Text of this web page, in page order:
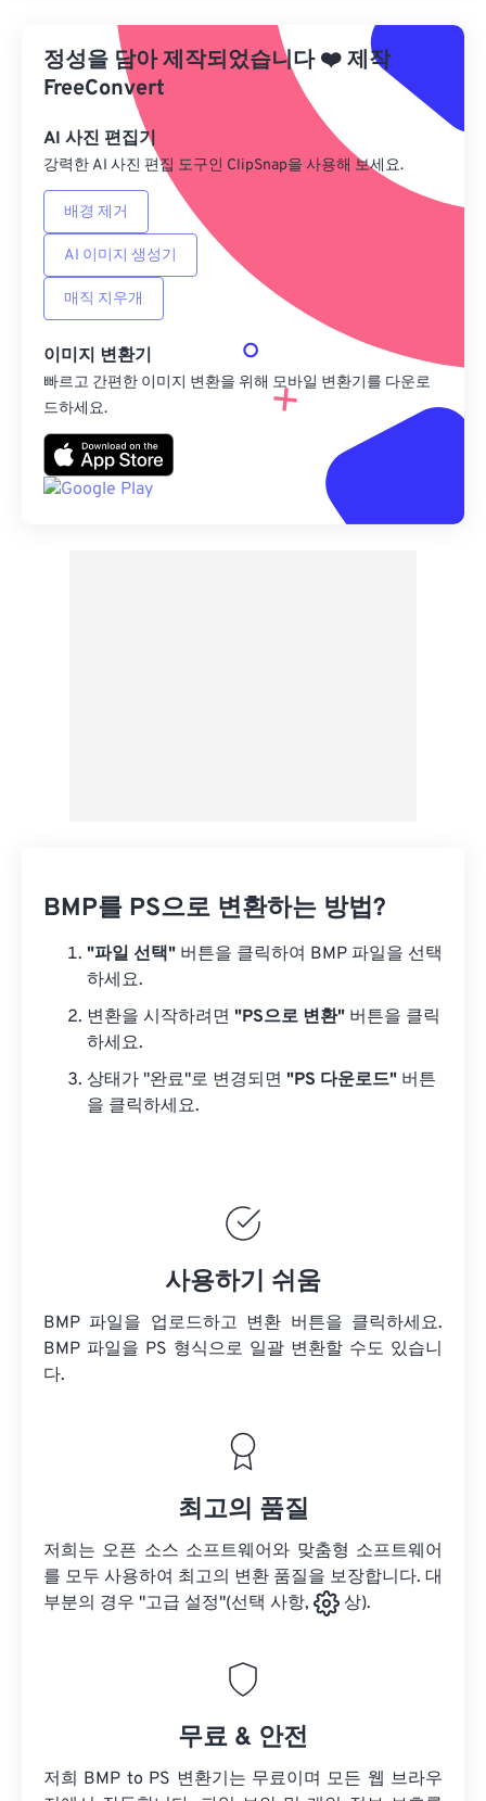
사전 설정에서 적용
사전 설정으로 저장
정성을 담아 제작되었습니다❤️제작
FreeConvert
AI 사진 편집기
강력한 AI 사진 편집 도구인 ClipSnap을 사용해 보세요.
배경 제거
AI 이미지 생성기
매직 지우개
이미지 변환기
빠르고 간편한 이미지 변환을 위해 모바일 변환기를 다운로
드하세요.
BMP를 PS으로 변환하는 방법?
"파일 선택" 버튼을 클릭하여 BMP 파일을 선택
하세요.
변환을 시작하려면 "PS으로 변환" 버튼을 클릭
하세요.
상태가 "완료"로 변경되면 "PS 다운로드" 버튼
을 클릭하세요.
사용하기 쉬움
BMP 파일을 업로드하고 변환 버튼을 클릭하세요.
BMP 파일을 PS 형식으로 일괄 변환할 수도 있습니
다.
최고의 품질
저희는 오픈 소스 소프트웨어와 맞춤형 소프트웨어
를 모두 사용하여 최고의 변환 품질을 보장합니다. 대
부분의 경우 "고급 설정"(선택 사항,
상).
무료 & 안전
저희 BMP to PS 변환기는 무료이며 모든 웹 브라우